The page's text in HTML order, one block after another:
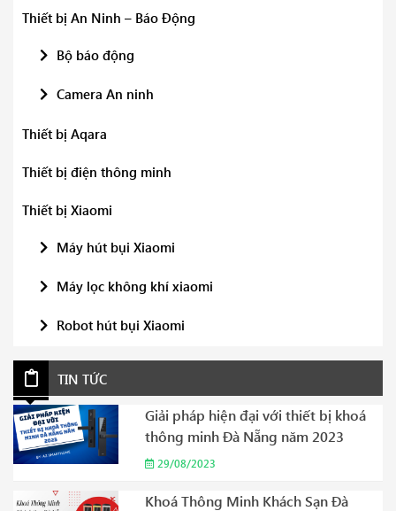
Thiết bị An Ninh – Báo Động
Bộ báo động
Camera An ninh
Thiết bị Aqara
Thiết bị điện thông minh
Thiết bị Xiaomi
Máy hút bụi Xiaomi
Máy lọc không khí xiaomi
Robot hút bụi Xiaomi
TIN TỨC
Giải pháp hiện đại với thiết bị khoá
thông minh Đà Nẵng năm 2023
29/08/2023
Khoá Thông Minh Khách Sạn Đà